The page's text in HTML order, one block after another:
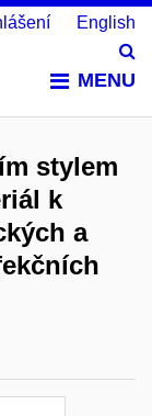
MENU
English
stylem
k
a